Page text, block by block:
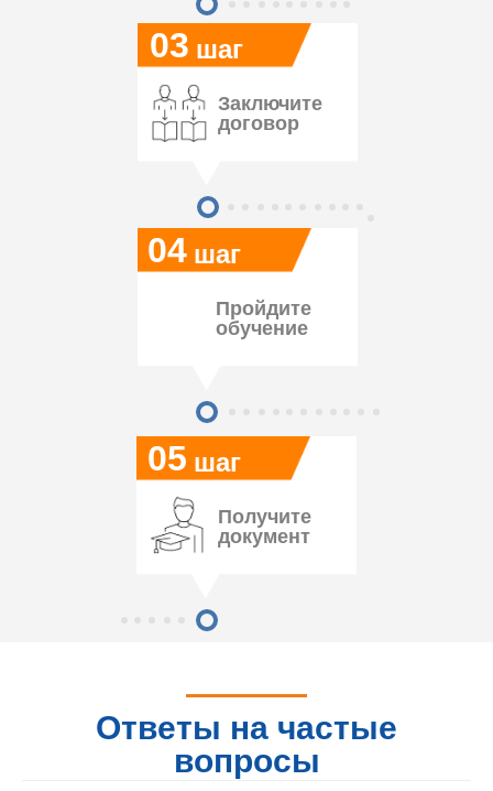
05
04
03 шаг
шаг
шаг
Заключите
договор
Пройдите
обучение
Получите
документ
Ответы на частые
вопросы